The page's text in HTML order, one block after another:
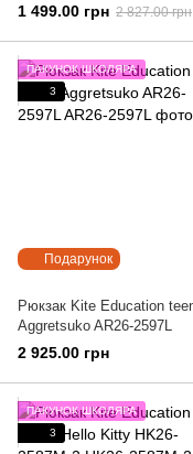
1 499.00 грн 2 827.00 грн
Подарунок
ПАКУНОК ШКОЛЯРА
3
Рюкзак Kite Education
Aggretsuko AR26-2597L
2 925.00 грн
ПАКУНОК ШКОЛЯРА
3